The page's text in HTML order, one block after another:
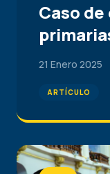
Caso
21 Enero 2025
ARTÍCULO